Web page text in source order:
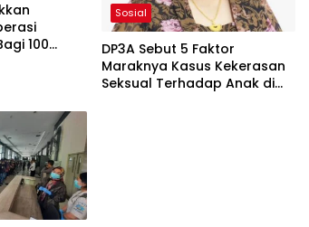
100
Sosial
DP3A Sebut 5 Faktor
Maraknya Kasus Kekerasan
Seksual Terhadap Anak di